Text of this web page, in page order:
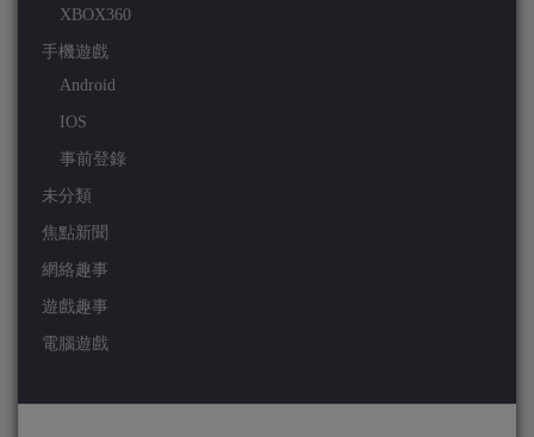
XBOX360
手機遊戲
Android
IOS
事前登錄
未分類
焦點新聞
網絡趣事
遊戲趣事
電腦遊戲